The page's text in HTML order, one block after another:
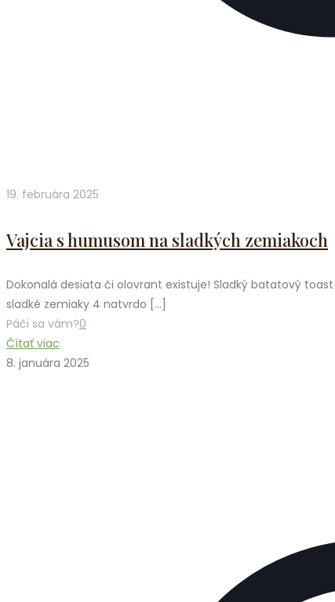
19. februára 2025
Vajcia s humusom na sladkých zemiakoch
Dokonalá desiata či olovrant existuje! Sladký batatový
sladké zemiaky 4 natvrdo […]
Páči sa vám?0
Čítať viac
8. januára 2025